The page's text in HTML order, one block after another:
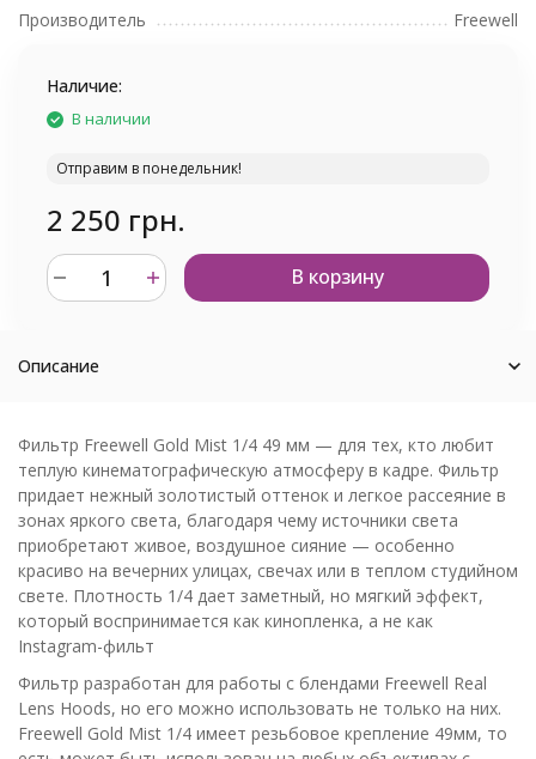
Производитель
Freewell
Наличие:
В наличии
Отправим в понедельник!
2 250 грн.
В корзину
Описание
Фильтр Freewell Gold Mist 1/4 49 мм — для тех, кто любит
теплую кинематографическую атмосферу в кадре. Фильтр
придает нежный золотистый оттенок и легкое рассеяние в
зонах яркого света, благодаря чему источники света
приобретают живое, воздушное сияние — особенно
красиво на вечерних улицах, свечах или в теплом студийном
свете. Плотность 1/4 дает заметный, но мягкий эффект,
который воспринимается как кинопленка, а не как
Instagram-фильт
Фильтр разработан для работы с блендами Freewell Real
Lens Hoods, но его можно использовать не только на них.
Freewell Gold Mist 1/4 имеет резьбовое крепление 49мм, то